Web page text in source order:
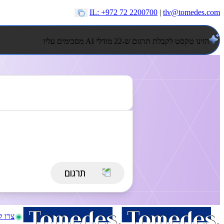
IL: +972 72 2200700 | tlv@tomedes.com
הזינו טקסט לקבלת תרגום ש-22 מודלי AI מסכימים עליו
צרו